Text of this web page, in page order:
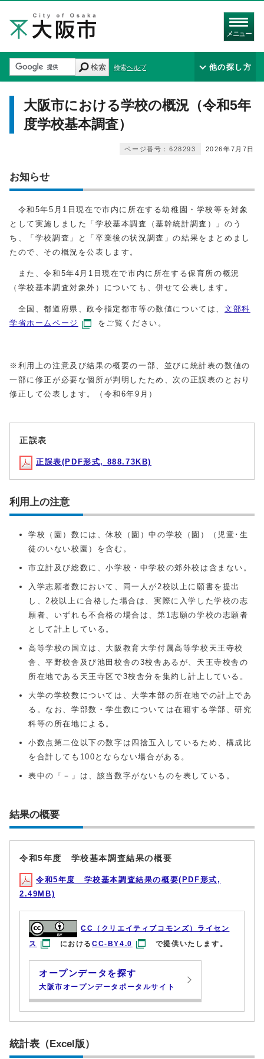
メニュー
検索 検索ヘルプ 他の探し方
大阪市における学校の概況（令和5年
度学校基本調査）
2026年7月7日
ページ番号：628293
お知らせ
令和5年5月1日現在で市内に所在する幼稚園・学校等を対象
として実施しました「学校基本調査（基幹統計調査）」のう
ち、「学校調査」と「卒業後の状況調査」の結果をまとめまし
たので、その概況を公表します。
また、令和5年4月1日現在で市内に所在する保育所の概況
（学校基本調査対象外）についても、併せて公表します。
全国、都道府県、政令指定都市等の数値については、文部科
学省ホームページ
をご覧ください。
※利用上の注意及び結果の概要の一部、並びに統計表の数値の
一部に修正が必要な個所が判明したため、次の正誤表のとおり
修正して公表します。（令和6年9月）
正誤表
正誤表(PDF形式, 888.73KB)
利用上の注意
学校（園）数には、休校（園）中の学校（園）（児童･生
徒のいない校園）を含む。
市立計及び総数に、小学校・中学校の郊外校は含まない。
入学志願者数において、同一人が2校以上に願書を提出
し、2校以上に合格した場合は、実際に入学した学校の志
願者、いずれも不合格の場合は、第1志願の学校の志願者
として計上している。
高等学校の国立は、大阪教育大学付属高等学校天王寺校
舎、平野校舎及び池田校舎の3校舎あるが、天王寺校舎の
所在地である天王寺区で3校舎分を集約し計上している。
大学の学校数については、大学本部の所在地での計上であ
る。なお、学部数・学生数については在籍する学部、研究
科等の所在地による。
小数点第二位以下の数字は四捨五入しているため、構成比
を合計しても100とならない場合がある。
表中の「－」は、該当数字がないものを表している。
結果の概要
令和5年度 学校基本調査結果の概要
令和5年度 学校基本調査結果の概要(PDF形式,
2.49MB)
CC（クリエイティブコモンズ）ライセン
ス
におけるCC-BY4.0 で提供いたします。
オープンデータを探す
大阪市オープンデータポータルサイト
統計表（Excel版）